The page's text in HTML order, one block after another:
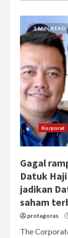
3 MIN READ
Korporat
Gagal
Datuk
jadikan
saham
protagoras
The